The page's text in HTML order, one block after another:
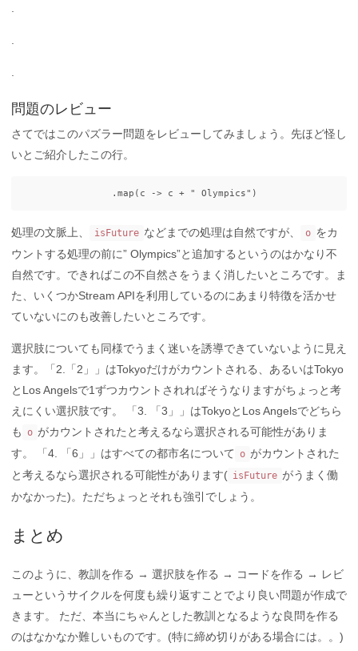
問題のレビュー
さてではこのパズラー問題をレビューしてみましょう。先ほど怪し
いとご紹介したこの行。
. map ( c -> c + " Olympics" )
処理の文脈上、 isFuture などまでの処理は自然ですが、 o をカ
ウントする処理の前に” Olympics”と追加するというのはかなり不
自然です。できればこの不自然さをうまく消したいところです。ま
た、いくつかStream APIを利用しているのにあまり特徴を活かせ
ていないにのも改善したいところです。
選択肢についても同様でうまく迷いを誘導できていないように見え
ます。「2.「2」」はTokyoだけがカウントされる、あるいはTokyo
とLos Angelsで1ずつカウントされればそうなりますがちょっと考
えにくい選択肢です。 「3. 「3」」はTokyoとLos Angelsでどちら
も o がカウントされたと考えるなら選択される可能性がありま
す。 「4. 「6」」はすべての都市名について o がカウントされた
と考えるなら選択される可能性があります( isFuture がうまく働
かなかった)。ただちょっとそれも強引でしょう。
まとめ
このように、教訓を作る → 選択肢を作る → コードを作る → レビ
ューというサイクルを何度も繰り返すことでより良い問題が作成で
きます。 ただ、本当にちゃんとした教訓となるような良問を作る
のはなかなか難しいものです。(特に締め切りがある場合には。。)